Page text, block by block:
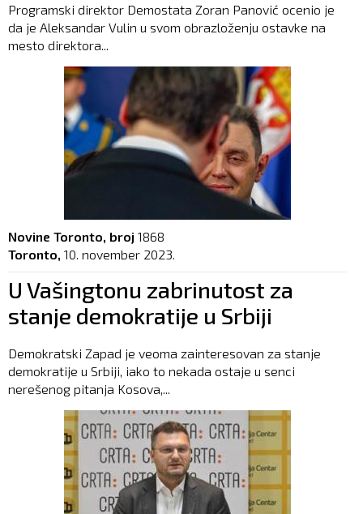
Programski direktor Demostata Zoran Panović ocenio je
da je Aleksandar Vulin u svom obrazloženju ostavke na
mesto direktora...
Novine Toronto, broj 1868
Toronto, 10. november 2023.
U Vašingtonu zabrinutost za
stanje demokratije u Srbiji
Demokratski Zapad je veoma zainteresovan za stanje
demokratije u Srbiji, iako to nekada ostaje u senci
nerešenog pitanja Kosova,...